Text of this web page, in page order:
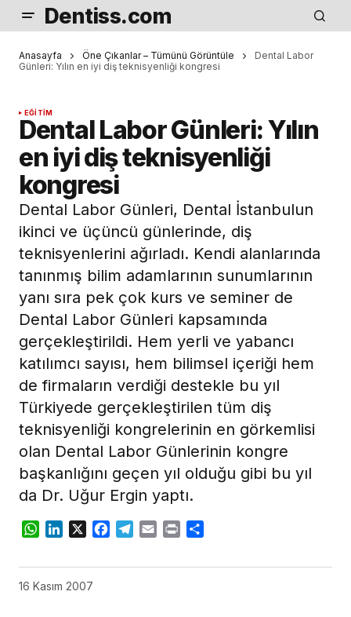
Dentiss.com
Anasayfa Öne Çıkanlar – Tümünü Görüntüle
Dental Labor
Günleri: Yılın en iyi diş teknisyenliği kongresi
EĞITIM
Dental Labor Günleri: Yılın
en iyi diş teknisyenliği
kongresi
Dental Labor Günleri, Dental İstanbulun
ikinci ve üçüncü günlerinde, diş
teknisyenlerini ağırladı. Kendi alanlarında
tanınmış bilim adamlarının sunumlarının
yanı sıra pek çok kurs ve seminer de
Dental Labor Günleri kapsamında
gerçekleştirildi. Hem yerli ve yabancı
katılımcı sayısı, hem bilimsel içeriği hem
de firmaların verdiği destekle bu yıl
Türkiyede gerçekleştirilen tüm diş
teknisyenliği kongrelerinin en görkemlisi
olan Dental Labor Günlerinin kongre
başkanlığını geçen yıl olduğu gibi bu yıl
da Dr. Uğur Ergin yaptı.
WhatsApp
LinkedIn
X Facebook
Telegram
Email Print
16 Kasım 2007